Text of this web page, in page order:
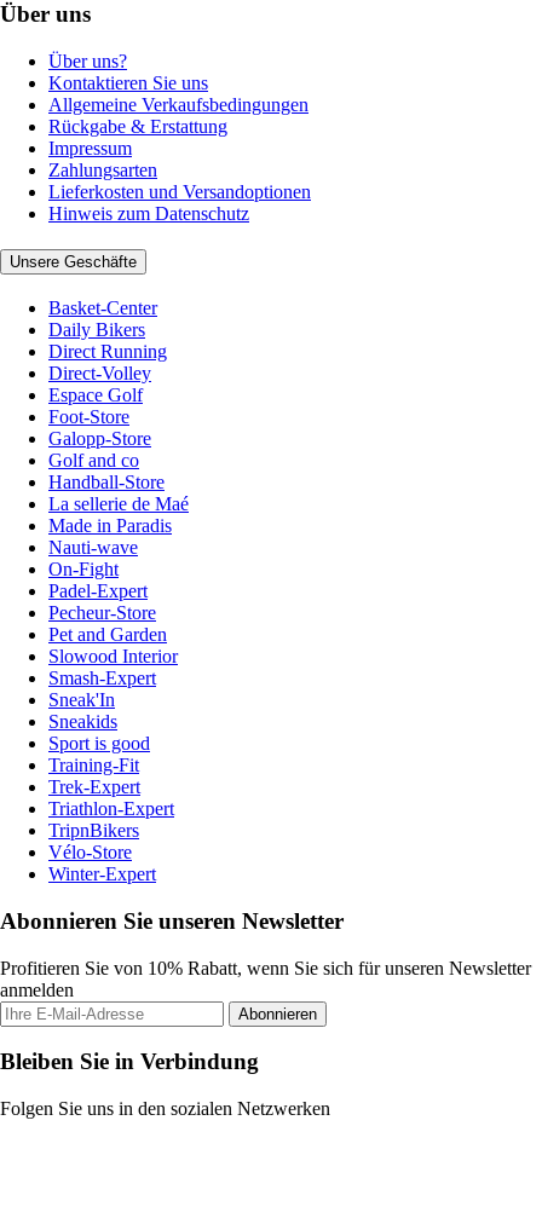
Über uns
Über uns?
Kontaktieren Sie uns
Allgemeine Verkaufsbedingungen
Rückgabe & Erstattung
Impressum
Zahlungsarten
Lieferkosten und Versandoptionen
Hinweis zum Datenschutz
Unsere Geschäfte
Basket-Center
Daily Bikers
Direct Running
Direct-Volley
Espace Golf
Foot-Store
Galopp-Store
Golf and co
Handball-Store
La sellerie de Maé
Made in Paradis
Nauti-wave
On-Fight
Padel-Expert
Pecheur-Store
Pet and Garden
Slowood Interior
Smash-Expert
Sneak'In
Sneakids
Sport is good
Training-Fit
Trek-Expert
Triathlon-Expert
TripnBikers
Vélo-Store
Winter-Expert
Abonnieren Sie unseren Newsletter
Profitieren Sie von 10% Rabatt, wenn Sie sich für unseren Newsletter
anmelden
Abonnieren
Bleiben Sie in Verbindung
Folgen Sie uns in den sozialen Netzwerken